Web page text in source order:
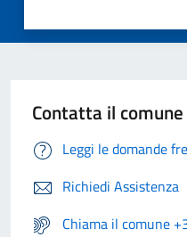
Contatta il comune
Leggi le domande
Richiedi Assistenza
Chiama il comune